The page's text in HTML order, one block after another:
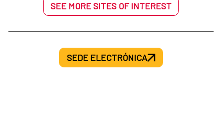
SEE MORE SITES OF INTEREST
SEDE ELECTRÓNICA